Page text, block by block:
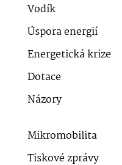
Vodík
Úspora energií
Energetická krize
Dotace
Názory
Mikromobilita
Tiskové zprávy